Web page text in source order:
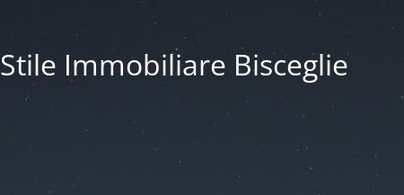
Stile Immobiliare Bisceglie